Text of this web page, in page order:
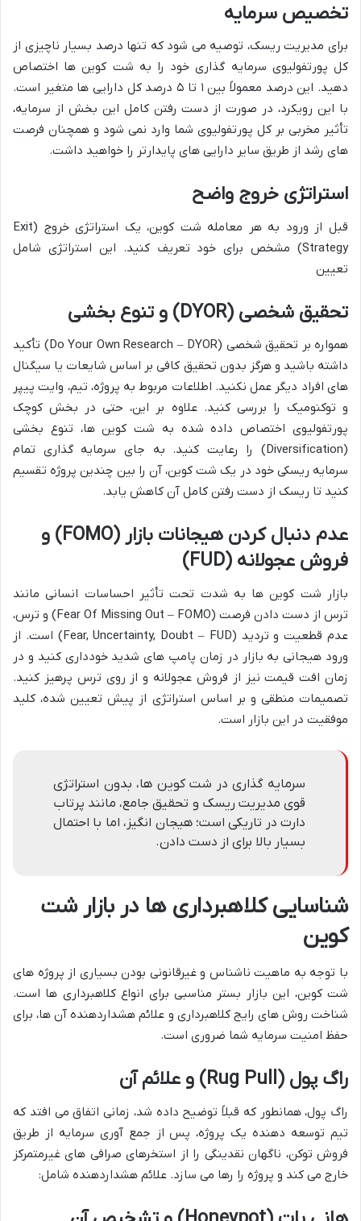
تخصیص سرمایه
برای مدیریت ریسک، توصیه می شود که تنها درصد بسیار ناچیزی از
کل پورتفولیوی سرمایه گذاری خود را به شت کوین ها اختصاص
دهید. این درصد معمولاً بین ۱ تا ۵ درصد کل دارایی ها متغیر است.
با این رویکرد، در صورت از دست رفتن کامل این بخش از سرمایه،
تأثیر مخربی بر کل پورتفولیوی شما وارد نمی شود و همچنان فرصت
های رشد از طریق سایر دارایی های پایدارتر را خواهید داشت.
استراتژی خروج واضح
قبل از ورود به هر معامله شت کوین، یک استراتژی خروج (Exit
Strategy) مشخص برای خود تعریف کنید. این استراتژی شامل
تعیین
تحقیق شخصی (DYOR) و تنوع بخشی
همواره بر تحقیق شخصی (Do Your Own Research – DYOR) تأکید
داشته باشید و هرگز بدون تحقیق کافی بر اساس شایعات یا سیگنال
های افراد دیگر عمل نکنید. اطلاعات مربوط به پروژه، تیم، وایت پیپر
و توکنومیک را بررسی کنید. علاوه بر این، حتی در بخش کوچک
پورتفولیوی اختصاص داده شده به شت کوین ها، تنوع بخشی
(Diversification) را رعایت کنید. به جای سرمایه گذاری تمام
سرمایه ریسکی خود در یک شت کوین، آن را بین چندین پروژه تقسیم
کنید تا ریسک از دست رفتن کامل آن کاهش یابد.
عدم دنبال کردن هیجانات بازار (FOMO) و
فروش عجولانه (FUD)
بازار شت کوین ها به شدت تحت تأثیر احساسات انسانی مانند
ترس از دست دادن فرصت (Fear Of Missing Out – FOMO) و ترس،
عدم قطعیت و تردید (Fear, Uncertainty, Doubt – FUD) است. از
ورود هیجانی به بازار در زمان پامپ های شدید خودداری کنید و در
زمان افت قیمت نیز از فروش عجولانه و از روی ترس پرهیز کنید.
تصمیمات منطقی و بر اساس استراتژی از پیش تعیین شده، کلید
موفقیت در این بازار است.
سرمایه گذاری در شت کوین ها، بدون استراتژی
قوی مدیریت ریسک و تحقیق جامع، مانند پرتاب
دارت در تاریکی است؛ هیجان انگیز، اما با احتمال
بسیار بالا برای از دست دادن.
شناسایی کلاهبرداری ها در بازار شت
کوین
با توجه به ماهیت ناشناس و غیرقانونی بودن بسیاری از پروژه های
شت کوین، این بازار بستر مناسبی برای انواع کلاهبرداری ها است.
شناخت روش های رایج کلاهبرداری و علائم هشداردهنده آن ها، برای
حفظ امنیت سرمایه شما ضروری است.
راگ پول (Rug Pull) و علائم آن
راگ پول، همانطور که قبلاً توضیح داده شد، زمانی اتفاق می افتد که
تیم توسعه دهنده یک پروژه، پس از جمع آوری سرمایه از طریق
فروش توکن، ناگهان نقدینگی را از استخرهای صرافی های غیرمتمرکز
خارج می کند و پروژه را رها می سازد. علائم هشداردهنده شامل: